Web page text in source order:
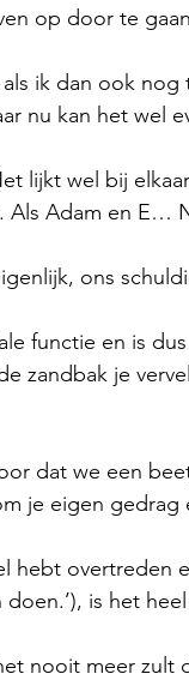
op door te
ik dan ook
nu kan het wel
lijkt wel bij
Als Adam en E…
ons
functie en is
zandbak je
dat we een
je eigen
hebt overtreden
is het
nooit meer zult